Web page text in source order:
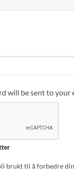
will be sent to your
brukt til å forbedre